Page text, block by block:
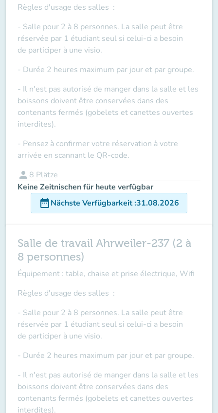
Règles d'usage des salles :
- Salle pour 2 à 8 personnes. La salle peut être
réservée par 1 étudiant seul si celui-ci a besoin
de participer à une visio.
- Durée 2 heures maximum par jour et par groupe.
- Il n'est pas autorisé de manger dans la salle et les
boissons doivent être conservées dans des
contenants fermés (gobelets et canettes ouvertes
interdites).
- Pensez à confirmer votre réservation à votre
arrivée en scannant le QR-code.
person 8 Plätze
Keine Zeitnischen für heute verfügbar
date_rangeNächste Verfügbarkeit:31.08.2026
Salle de travail Ahrweiler-237 (2 à
8 personnes)
Équipement : table, chaise et prise électrique, Wifi
Règles d'usage des salles :
- Salle pour 2 à 8 personnes. La salle peut être
réservée par 1 étudiant seul si celui-ci a besoin
de participer à une visio.
- Durée 2 heures maximum par jour et par groupe.
- Il n'est pas autorisé de manger dans la salle et les
boissons doivent être conservées dans des
contenants fermés (gobelets et canettes ouvertes
interdites).